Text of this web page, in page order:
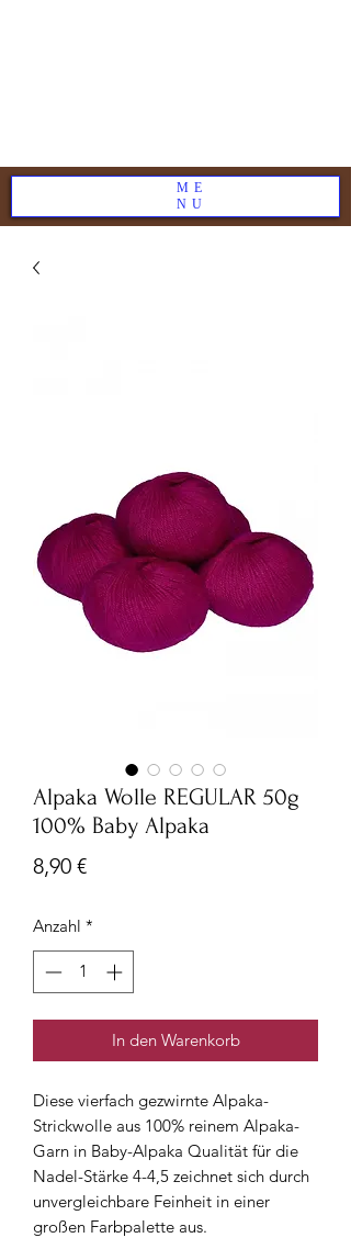
ME
NU
Alpaka Wolle REGULAR 50g
100% Baby Alpaka
8,90 €Preis
Anzahl *
In den Warenkorb
Diese vierfach gezwirnte Alpaka-
Strickwolle aus 100% reinem Alpaka-
Garn in Baby-Alpaka Qualität für die
Nadel-Stärke 4-4,5 zeichnet sich durch
unvergleichbare Feinheit in einer
großen Farbpalette aus.